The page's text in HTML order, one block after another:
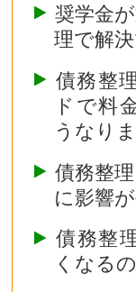
奨学金
理で解
債務整
ドで料
うなり
債務整
に影響
債務整
くなる